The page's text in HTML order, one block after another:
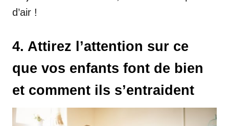
d’air !
4. Attirez l’attention sur ce
que vos enfants font de bien
et comment ils s’entraident